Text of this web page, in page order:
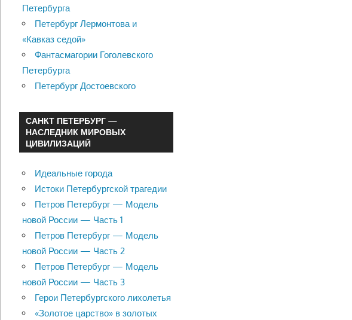
Петербурга
Петербург Лермонтова и
«Кавказ седой»
Фантасмагории Гоголевского
Петербурга
Петербург Достоевского
САНКТ ПЕТЕРБУРГ —
НАСЛЕДНИК МИРОВЫХ
ЦИВИЛИЗАЦИЙ
Идеальные города
Истоки Петербургской трагедии
Петров Петербург — Модель
новой России — Часть 1
Петров Петербург — Модель
новой России — Часть 2
Петров Петербург — Модель
новой России — Часть 3
Герои Петербургского лихолетья
«Золотое царство» в золотых